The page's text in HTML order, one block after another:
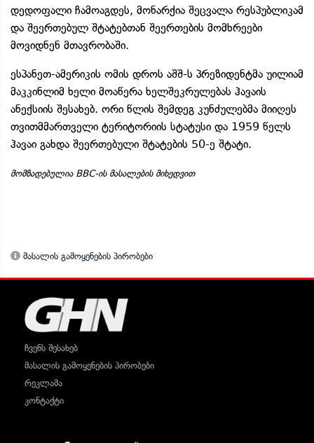
დედოფალი ჩამოაგდეს, მონარქია შეცვალა რესპუბლიკამ
და შეერთებულ შტატებთან შეერთების მომხრეები
მოვიდნენ მთავრობაში.
ესპანეთ-ამერიკის ომის დროს აშშ-ს პრეზიდენტმა უილიამ
მაკკინლიმ ხელი მოაწერა ხელშეკრულებას ჰავაის
ანექსიის შესახებ. ორი წლის შემდეგ კუნძულებმა მიიღეს
თვითმმართველი ტერიტორიის სტატუსი და 1959 წელს
ჰავაი გახდა შეერთებული შტატების 50-ე შტატი.
მომზადებულია BBC-ის მასალების მიხედვით
მასალის გამოყენების პირობები
ჩვენს შესახებ
მასალის გამოყენების პირობები
რეკლამა
კონტაქტი